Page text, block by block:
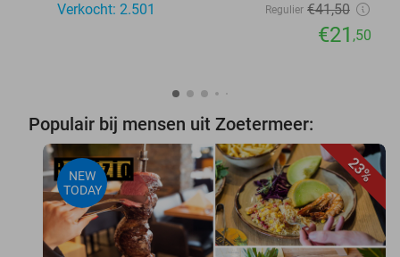
Verkocht: 2.501 Regulier €41,50
€21 ,50
Populair bij mensen uit Zoetermeer:
23%
NEW
TODAY